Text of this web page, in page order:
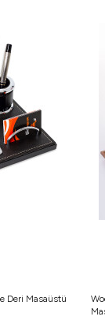
Deri Masaüstü